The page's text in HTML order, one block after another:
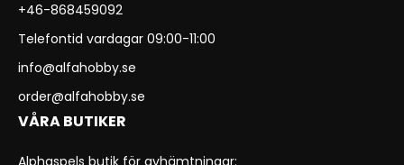
+46-868459092
Telefontid vardagar 09:00-11:00
info@alfahobby.se
order@alfahobby.se
VÅRA BUTIKER